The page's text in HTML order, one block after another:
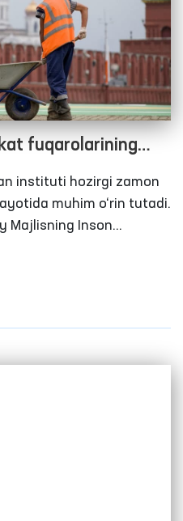
fuqarolarining
himoya
instituti hozirgi zamon
muhim o‘rin tutadi.
Majlisning Inson
etuvchi bir qator
amalga oshirilishi,